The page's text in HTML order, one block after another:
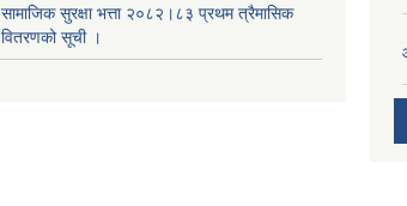
सामाजिक सुरक्षा भत्ता २०८२।८३ प्रथम त्रैमासिक
वितरणको सूची ।